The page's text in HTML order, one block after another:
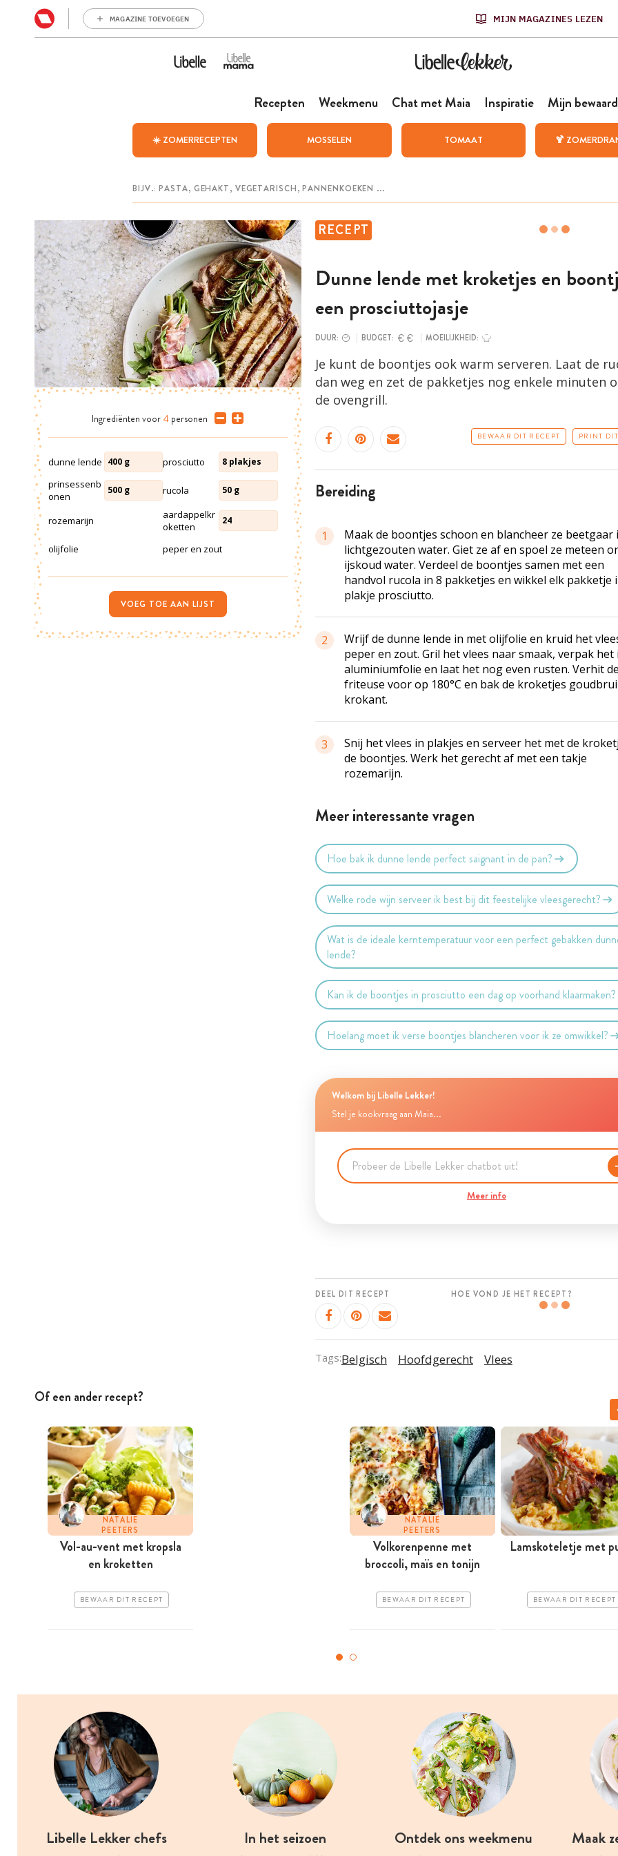
MAGAZINE TOEVOEGEN MIJN MAGAZINES LEZEN
Recepten Weekmenu Chat met Maia Inspiratie Mijn
☀️ ZOMERRECEPTEN MOSSELEN TOMAAT 🍹
RECEPT
Dunne lende met kroketjes en
een prosciuttojasje
DUUR: BUDGET: MOEILIJKHEID:
Je kunt de boontjes ook warm serveren. Laat de
dan weg en zet de pakketjes nog enkele minuten
de ovengrill.
BEWAAR DIT RECEPT PRINT
bereiding
1
Maak de boontjes schoon en blancheer ze beetgaar
lichtgezouten water. Giet ze af en spoel ze meteen
ijskoud water. Verdeel de boontjes samen met een
handvol rucola in 8 pakketjes en wikkel elk pakketje
plakje prosciutto.
2
Wrijf de dunne lende in met olijfolie en kruid het
peper en zout. Gril het vlees naar smaak, verpak het
aluminiumfolie en laat het nog even rusten. Verhit
friteuse voor op 180°C en bak de kroketjes
krokant.
3
Snij het vlees in plakjes en serveer het met de
de boontjes. Werk het gerecht af met een takje
rozemarijn.
Meer interessante vragen
Hoe bak ik dunne lende perfect saignant in de pan?
Welke rode wijn serveer ik best bij dit feestelijke vleesgerecht?
Wat is de ideale kerntemperatuur voor een perfect gebakken
lende?
Kan ik de boontjes in prosciutto een dag op voorhand klaarmaken?
Hoelang moet ik verse boontjes blancheren voor ik ze omwikkel?
Welkom bij Libelle Lekker!
Stel je kookvraag aan Maia...
Meer info
DEEL DIT RECEPT HOE VOND JE HET RECEPT?
Tags:Belgisch Hoofdgerecht Vlees
Ingrediënten voor 4 personen
dunne lende 400 g prosciutto 8 plakjes
prinsessenb
onen
500 g rucola 50 g
rozemarijn
aardappelkr
oketten
24
olijfolie peper en zout
VOEG TOE AAN LIJST
Of een ander recept?
NATALIE
PEETERS
Vol-au-vent met kropsla
en kroketten
BEWAAR DIT RECEPT
NATALIE
PEETERS
Volkorenpenne met
broccoli, maïs en tonijn
BEWAAR DIT RECEPT
Lamskoteletje met
BEWAAR DIT RECEPT
Libelle Lekker chefs In het seizoen Ontdek ons weekmenu Maak